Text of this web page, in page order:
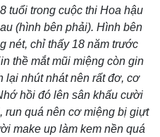
Thị trường
Giá vàng
tuổi trong cuộc thi Hoa hậu
(hình bên phải). Hình bên
nét, chỉ thấy 18 năm trước
thề mắt mũi miệng còn gin
lại nhút nhát nên rất đơ, cơ
hồi đó lên sân khấu cười
run quá nên cơ miệng bị giựt
make up làm kem nền quá